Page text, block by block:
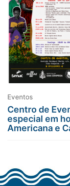
Eventos
Centro de
especial em
Americana e